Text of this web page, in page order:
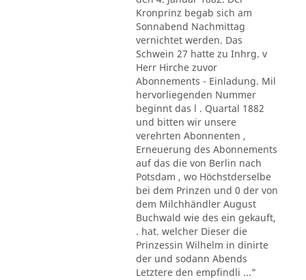
Kronprinz begab sich am
Sonnabend Nachmittag
vernichtet werden. Das
Schwein 27 hatte zu Inhrg. v
Herr Hirche zuvor
Abonnements - Einladung. Mil
hervorliegenden Nummer
beginnt das l . Quartal 1882
und bitten wir unsere
verehrten Abonnenten ,
Erneuerung des Abonnements
auf das die von Berlin nach
Potsdam , wo Höchstderselbe
bei dem Prinzen und 0 der von
dem Milchhändler August
Buchwald wie des ein gekauft,
. hat. welcher Dieser die
Prinzessin Wilhelm in dinirte
der und sodann Abends
Letztere den empfindli ..."